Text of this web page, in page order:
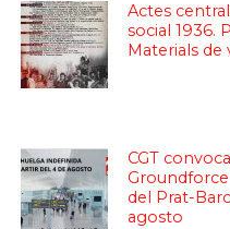
Actes
social 1936.
Materials de
CGT
del Prat-
agosto